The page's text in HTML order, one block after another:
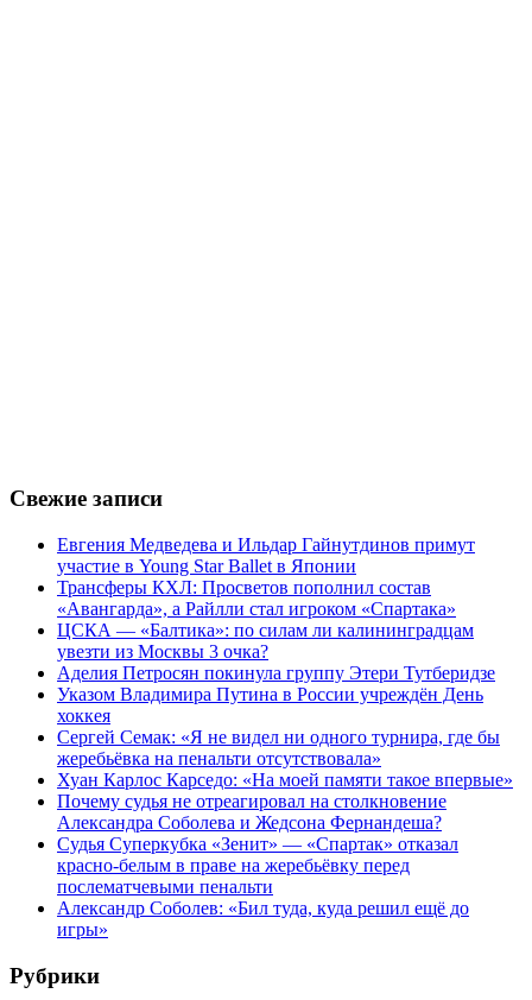
Свежие записи
Евгения Медведева и Ильдар Гайнутдинов примут
участие в Young Star Ballet в Японии
Трансферы КХЛ: Просветов пополнил состав
«Авангарда», а Райлли стал игроком «Спартака»
ЦСКА — «Балтика»: по силам ли калининградцам
увезти из Москвы 3 очка?
Аделия Петросян покинула группу Этери Тутберидзе
Указом Владимира Путина в России учреждён День
хоккея
Сергей Семак: «Я не видел ни одного турнира, где бы
жеребьёвка на пенальти отсутствовала»
Хуан Карлос Карседо: «На моей памяти такое впервые»
Почему судья не отреагировал на столкновение
Александра Соболева и Жедсона Фернандеша?
Судья Суперкубка «Зенит» — «Спартак» отказал
красно-белым в праве на жеребьёвку перед
послематчевыми пенальти
Александр Соболев: «Бил туда, куда решил ещё до
игры»
Рубрики